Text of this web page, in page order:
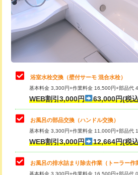
桝清掃
止水・漏水調査・防水処理・清掃・修
理・調整・分解・加工など（軽作業）
止水・漏水調査・防水処理・清掃・修
理・調整・分解・加工など（中作業）
止水・漏水調査・防水処理・清掃・修
理・調整・分解・加工など（重作業）
トイレタンク脱着
トイレ便器脱着
タンクレストイレ脱着
浴室水栓交換（壁付サーモ 混合水栓）
基本料金 3,300円+作業料金 16,500円+部品代
WEB割引3,000円 63,000円(税
お風呂の部品交換（ハンドル交換）
基本料金 3,300円+作業料金 11,000円+部品代
WEB割引3,000円 12,664円(税
お風呂の排水詰まり除去作業（トーラー作
基本料金 3,300円+作業料金 16,500円+部品代